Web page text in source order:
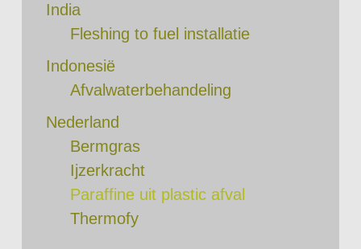
India
Fleshing to fuel installatie
Indonesië
Afvalwaterbehandeling
Nederland
Bermgras
Ijzerkracht
Paraffine uit plastic afval
Thermofy